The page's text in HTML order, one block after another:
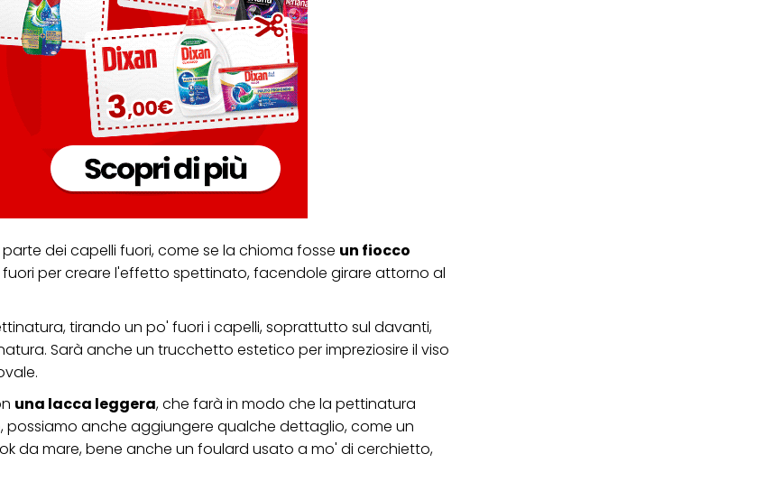
dei capelli fuori, come se la chioma fosse un fiocco
per creare l'effetto spettinato, facendole girare attorno al
tirando un po' fuori i capelli, soprattutto sul davanti,
Sarà anche un trucchetto estetico per impreziosire il viso
una lacca leggera, che farà in modo che la pettinatura
possiamo anche aggiungere qualche dettaglio, come un
da mare, bene anche un foulard usato a mo' di cerchietto,